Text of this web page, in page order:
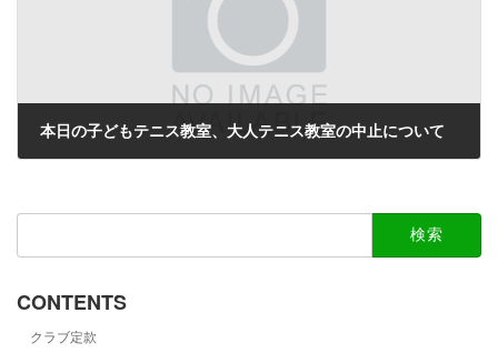
本日の子どもテニス教室、大人テニス教室の中止について
検
CONTENTS
クラブ定款